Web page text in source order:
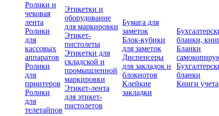
Ролики и
чековая
лента
Ролики
для
кассовых
аппаратов
Ролики
для
принтеров
Ролики
для
телетайпов
Этикетки и
оборудование
для маркировки
Этикет-
пистолеты
Этикетки для
складской и
промышленной
маркировки
Этикет-лента
для этикет-
пистолетов
Бумага для
заметок
Блок-кубики
для заметок
Диспенсеры
для закладок и
блокнотов
Клейкие
закладки
бланки,
Бланки
бланки
Книги учета